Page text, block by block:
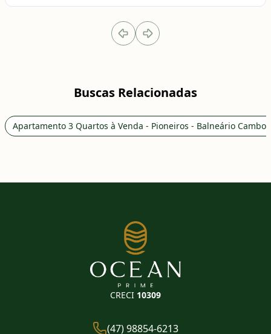
Buscas Relacionadas
Apartamento 3 Quartos à Venda - Pioneiros - Balneário
CRECI 10309
(47) 98854-6213